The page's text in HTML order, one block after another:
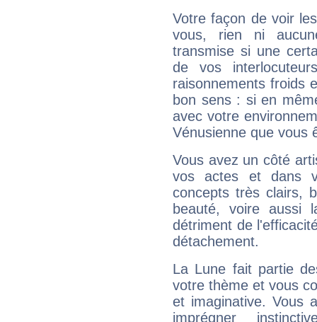
Votre façon de voir
vous, rien ni
transmise si une
de vos
raisonnements froids
bon sens : si en
avec votre
Vénusienne que vous
Vous avez un côté
vos actes et dans
concepts très clairs,
beauté, voire aussi
détriment de
détachement.
La Lune fait partie
votre thème et vous
et imaginative. Vous
imprégner